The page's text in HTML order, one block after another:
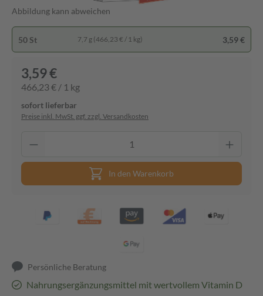
Abbildung kann abweichen
50 St 7,7 g (466,23 € / 1 kg) 3,59 €
3,59 €
466,23 € / 1 kg
sofort lieferbar
Preise inkl. MwSt. ggf. zzgl. Versandkosten
In den Warenkorb
Persönliche Beratung
Nahrungsergänzungsmittel mit wertvollem Vitamin D